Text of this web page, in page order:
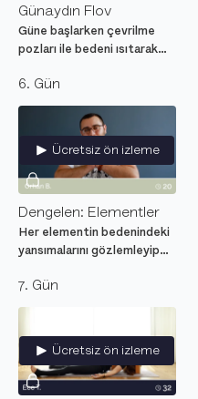
Günaydın Flov
Güne başlarken çevrilme
pozları ile bedeni ısıtarak
seviyesi yoga dersi.
6. Gün
Ücretsiz ön izleme
Dengelen: Elementler
Her elementin bedenindeki
yansımalarını gözlemleyip
zihinsel ve duygusal
dengeyi araştıran
7. Gün
Ücretsiz ön izleme